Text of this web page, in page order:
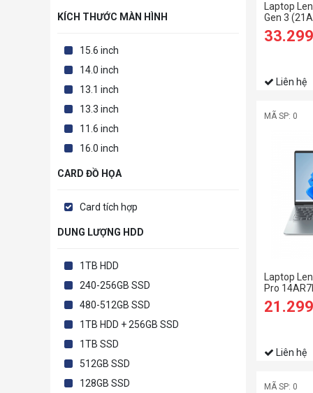
KÍCH THƯỚC MÀN HÌNH
15.6 inch
14.0 inch
13.1 inch
13.3 inch
11.6 inch
16.0 inch
CARD ĐỒ HỌA
Card tích hợp
DUNG LƯỢNG HDD
1TB HDD
240-256GB SSD
480-512GB SSD
1TB HDD + 256GB SSD
1TB SSD
512GB SSD
128GB SSD
Laptop
Gen 3
1255U/
SSD/14
Liên hệ
MÃ SP: 0
Laptop
Pro
6800HS/
SSD/14
Liên hệ
MÃ SP: 0